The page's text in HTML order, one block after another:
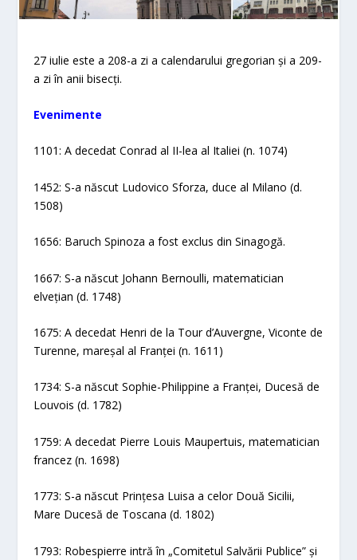
27 iulie este a 208-a zi a calendarului gregorian și a 209-
a zi în anii bisecți.
Evenimente
1101: A decedat Conrad al II-lea al Italiei (n. 1074)
1452: S-a născut Ludovico Sforza, duce al Milano (d.
1508)
1656: Baruch Spinoza a fost exclus din Sinagogă.
1667: S-a născut Johann Bernoulli, matematician
elvețian (d. 1748)
1675: A decedat Henri de la Tour d’Auvergne, Viconte de
Turenne, mareșal al Franței (n. 1611)
1734: S-a născut Sophie-Philippine a Franței, Ducesă de
Louvois (d. 1782)
1759: A decedat Pierre Louis Maupertuis, matematician
francez (n. 1698)
1773: S-a născut Prințesa Luisa a celor Două Sicilii,
Mare Ducesă de Toscana (d. 1802)
1793: Robespierre intră în „Comitetul Salvării Publice” și